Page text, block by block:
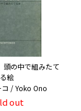
の中で組みたて
る絵
コ / Yoko Ono
out